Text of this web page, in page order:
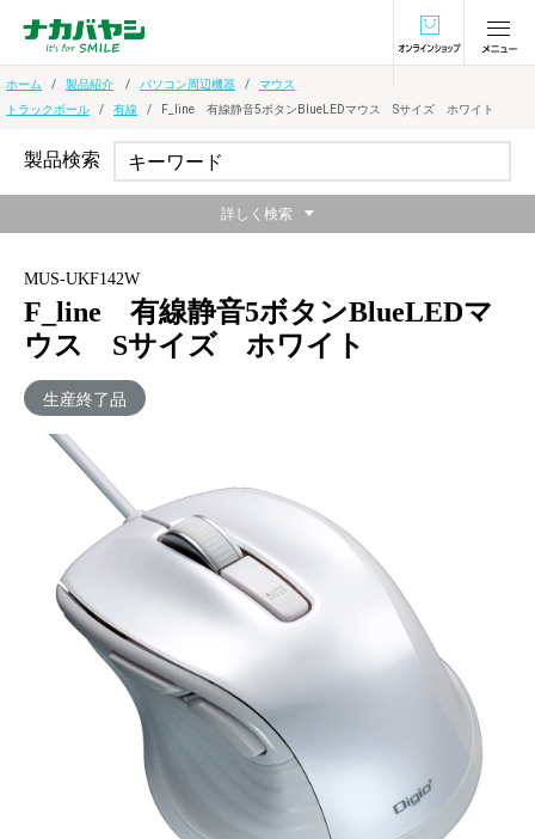
オンラインショ
ホーム 製品紹介 パソコン周辺機器
マウス
トラックボール
有線 F_line 有線静音5ボタンBlueLEDマウス Sサイズ ホワイト
MUS-UKF142W
F_line 有線静音5ボタンBlueLEDマ
ウス Sサイズ ホワイト
生産終了品
使いやすさをフル装備した「F_lineシリーズ」。
有線タイプのSサイズ。
メーカー希望小売価格：
+ 税
製品検索
詳しく検索